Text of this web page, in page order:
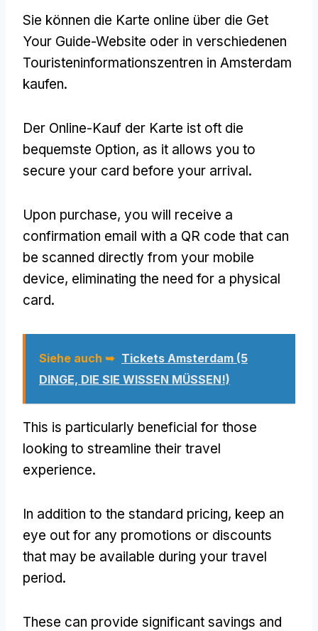
Sie können die Karte online über die Get
Your Guide-Website oder in verschiedenen
Touristeninformationszentren in Amsterdam
kaufen.
Der Online-Kauf der Karte ist oft die
bequemste Option, as it allows you to
secure your card before your arrival.
Upon purchase, you will receive a
confirmation email with a QR code that can
be scanned directly from your mobile
device, eliminating the need for a physical
card.
Siehe auch ➥ Tickets Amsterdam (5
DINGE, DIE SIE WISSEN MÜSSEN!)
This is particularly beneficial for those
looking to streamline their travel
experience.
In addition to the standard pricing, keep an
eye out for any promotions or discounts
that may be available during your travel
period.
These can provide significant savings and